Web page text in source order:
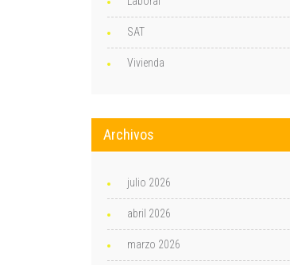
SAT
Vivienda
Archivos
julio 2026
abril 2026
marzo 2026